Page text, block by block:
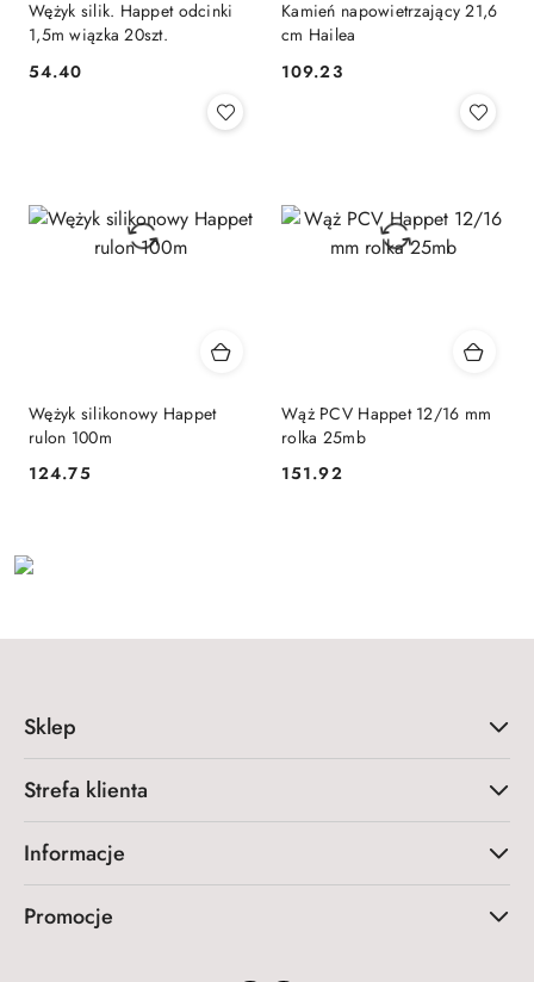
Wężyk silik. Happet odcinki
1,5m wiązka 20szt.
Cena:
54.40
Kamień napowietrzający 21,6
cm Hailea
Cena:
109.23
Wężyk silikonowy Happet
rulon 100m
Cena:
124.75
Wąż PCV Happet 12/16 mm
rolka 25mb
Cena:
151.92
Sklep
Strefa klienta
Informacje
Promocje